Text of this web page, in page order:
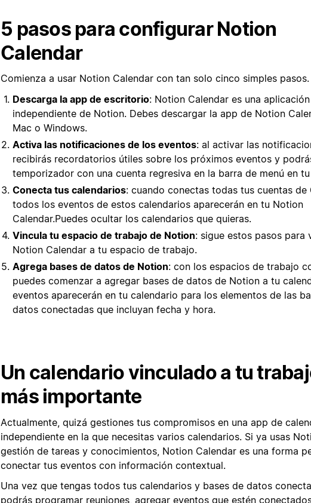
5 pasos para configurar Notion
Calendar
Comienza a usar Notion Calendar con tan solo cinco simples pasos.
Descarga la app de escritorio: Notion Calendar es una aplicación
independiente de Notion. Debes descargar la app de Notion
Mac o Windows.
Activa las notificaciones de los eventos: al activar las
recibirás recordatorios útiles sobre los próximos eventos y
temporizador con una cuenta regresiva en la barra de menú en
Conecta tus calendarios: cuando conectas todas tus cuentas de
todos los eventos de estos calendarios aparecerán en tu Notion
Calendar.Puedes ocultar los calendarios que quieras.
Vincula tu espacio de trabajo de Notion: sigue estos pasos para
Notion Calendar a tu espacio de trabajo.
Agrega bases de datos de Notion: con los espacios de trabajo
puedes comenzar a agregar bases de datos de Notion a tu
eventos aparecerán en tu calendario para los elementos de las
datos conectadas que incluyan fecha y hora.
Un calendario vinculado a tu
más importante
Actualmente, quizá gestiones tus compromisos en una app de
independiente en la que necesitas varios calendarios. Si ya usas
gestión de tareas y conocimientos, Notion Calendar es una forma
conectar tus eventos con información contextual.
Una vez que tengas todos tus calendarios y bases de datos
podrás programar reuniones, agregar eventos que estén